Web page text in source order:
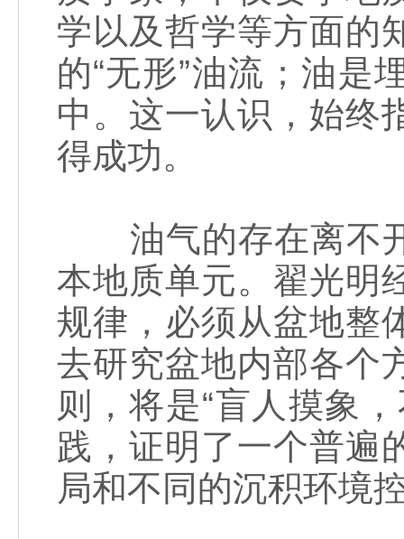
学以及哲学等方面的
的“无形”油流；油是
中。这一认识，始终
得成功。
油气的存在离不开
本地质单元。翟光明
规律，必须从盆地整
去研究盆地内部各个
则，将是“盲人摸象
践，证明了一个普遍
局和不同的沉积环境